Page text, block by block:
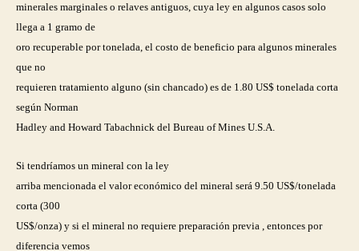
minerales marginales o relaves antiguos, cuya ley en algunos casos solo
llega a 1 gramo de
oro recuperable por tonelada, el costo de beneficio para algunos minerales
que no
requieren tratamiento alguno (sin chancado) es de 1.80 US$ tonelada corta
según Norman
Hadley and Howard Tabachnick del Bureau of Mines U.S.A.
Si tendríamos un mineral con la ley
arriba mencionada el valor económico del mineral será 9.50 US$/tonelada
corta (300
US$/onza) y si el mineral no requiere preparación previa , entonces por
diferencia vemos